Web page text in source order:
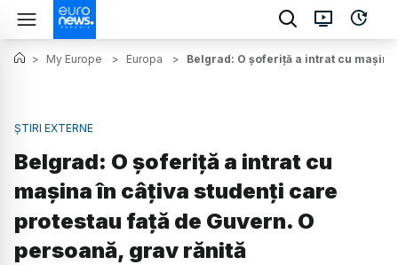
> My Europe > Europa > Belgrad: O șoferiță a intrat cu
ȘTIRI EXTERNE
Belgrad: O șoferiță a intrat cu
mașina în câțiva studenți care
protestau față de Guvern. O
persoană, grav rănită